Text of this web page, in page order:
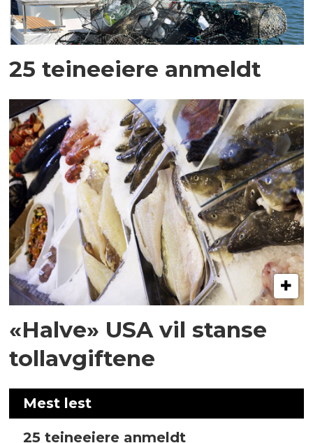
25 teineeiere anmeldt
«Halve» USA vil stanse
tollavgiftene
Mest lest
25 teineeiere anmeldt